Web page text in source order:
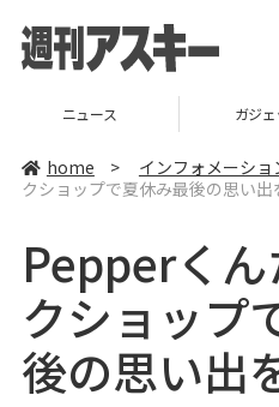
ニュース ガジェ
home > インフォメーショ
クショップで夏休み最後の思い出
Pepperく
クショップ
後の思い出